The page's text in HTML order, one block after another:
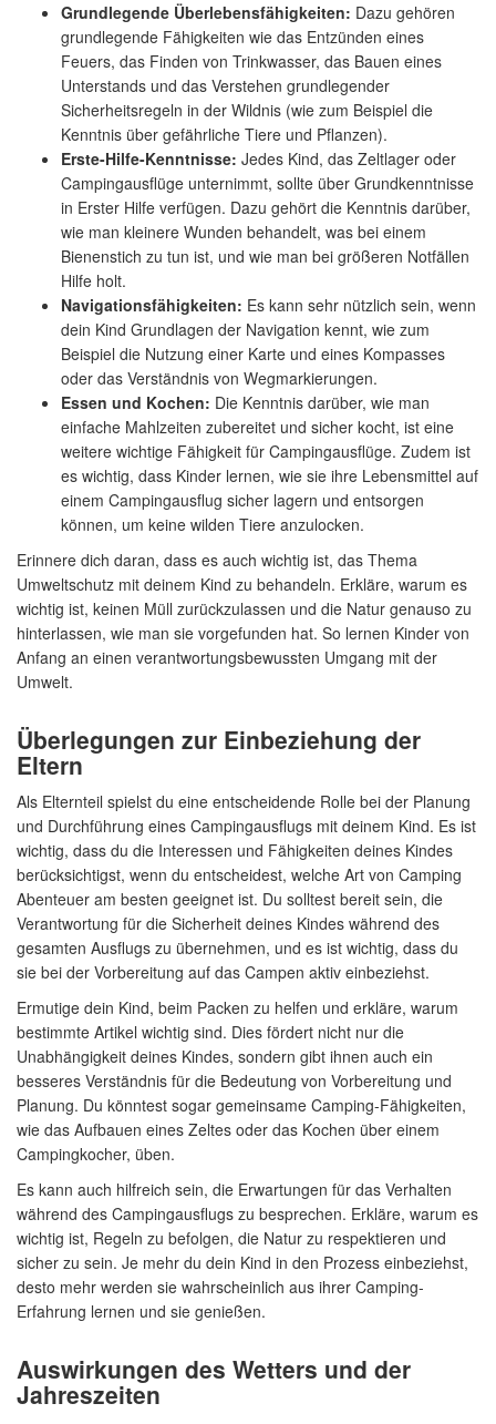
Grundlegende Überlebensfähigkeiten: Dazu gehören
grundlegende Fähigkeiten wie das Entzünden eines
Feuers, das Finden von Trinkwasser, das Bauen eines
Unterstands und das Verstehen grundlegender
Sicherheitsregeln in der Wildnis (wie zum Beispiel die
Kenntnis über gefährliche Tiere und Pflanzen).
Erste-Hilfe-Kenntnisse: Jedes Kind, das Zeltlager oder
Campingausflüge unternimmt, sollte über Grundkenntnisse
in Erster Hilfe verfügen. Dazu gehört die Kenntnis darüber,
wie man kleinere Wunden behandelt, was bei einem
Bienenstich zu tun ist, und wie man bei größeren Notfällen
Hilfe holt.
Navigationsfähigkeiten: Es kann sehr nützlich sein, wenn
dein Kind Grundlagen der Navigation kennt, wie zum
Beispiel die Nutzung einer Karte und eines Kompasses
oder das Verständnis von Wegmarkierungen.
Essen und Kochen: Die Kenntnis darüber, wie man
einfache Mahlzeiten zubereitet und sicher kocht, ist eine
weitere wichtige Fähigkeit für Campingausflüge. Zudem ist
es wichtig, dass Kinder lernen, wie sie ihre Lebensmittel auf
einem Campingausflug sicher lagern und entsorgen
können, um keine wilden Tiere anzulocken.
Erinnere dich daran, dass es auch wichtig ist, das Thema
Umweltschutz mit deinem Kind zu behandeln. Erkläre, warum es
wichtig ist, keinen Müll zurückzulassen und die Natur genauso zu
hinterlassen, wie man sie vorgefunden hat. So lernen Kinder von
Anfang an einen verantwortungsbewussten Umgang mit der
Umwelt.
Überlegungen zur Einbeziehung der
Eltern
Als Elternteil spielst du eine entscheidende Rolle bei der Planung
und Durchführung eines Campingausflugs mit deinem Kind. Es ist
wichtig, dass du die Interessen und Fähigkeiten deines Kindes
berücksichtigst, wenn du entscheidest, welche Art von Camping
Abenteuer am besten geeignet ist. Du solltest bereit sein, die
Verantwortung für die Sicherheit deines Kindes während des
gesamten Ausflugs zu übernehmen, und es ist wichtig, dass du
sie bei der Vorbereitung auf das Campen aktiv einbeziehst.
Ermutige dein Kind, beim Packen zu helfen und erkläre, warum
bestimmte Artikel wichtig sind. Dies fördert nicht nur die
Unabhängigkeit deines Kindes, sondern gibt ihnen auch ein
besseres Verständnis für die Bedeutung von Vorbereitung und
Planung. Du könntest sogar gemeinsame Camping-Fähigkeiten,
wie das Aufbauen eines Zeltes oder das Kochen über einem
Campingkocher, üben.
Es kann auch hilfreich sein, die Erwartungen für das Verhalten
während des Campingausflugs zu besprechen. Erkläre, warum es
wichtig ist, Regeln zu befolgen, die Natur zu respektieren und
sicher zu sein. Je mehr du dein Kind in den Prozess einbeziehst,
desto mehr werden sie wahrscheinlich aus ihrer Camping-
Erfahrung lernen und sie genießen.
Auswirkungen des Wetters und der
Jahreszeiten